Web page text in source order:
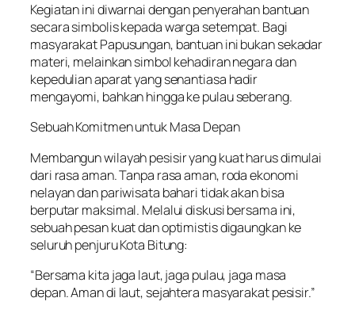
Kegiatan ini diwarnai dengan penyerahan bantuan
secara simbolis kepada warga setempat. Bagi
masyarakat Papusungan, bantuan ini bukan sekadar
materi, melainkan simbol kehadiran negara dan
kepedulian aparat yang senantiasa hadir
mengayomi, bahkan hingga ke pulau seberang.
Sebuah Komitmen untuk Masa Depan
Membangun wilayah pesisir yang kuat harus dimulai
dari rasa aman. Tanpa rasa aman, roda ekonomi
nelayan dan pariwisata bahari tidak akan bisa
berputar maksimal. Melalui diskusi bersama ini,
sebuah pesan kuat dan optimistis digaungkan ke
seluruh penjuru Kota Bitung:
“Bersama kita jaga laut, jaga pulau, jaga masa
depan. Aman di laut, sejahtera masyarakat pesisir.”